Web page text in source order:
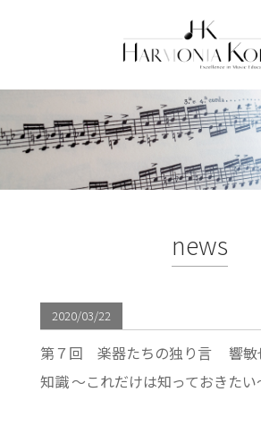
news
2020/03/22
第７回 楽器たちの独り言 響敏
知識 〜これだけは知っておきたい